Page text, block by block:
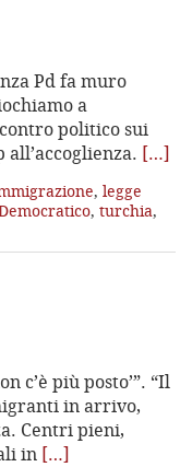
Pd fa muro
a
politico sui
[…]
, legge
, turchia,
c’è più posto’”. “Il
in arrivo,
Centri pieni,
in […]